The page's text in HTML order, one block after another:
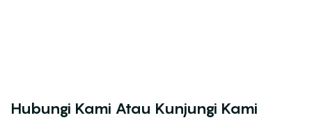
Hubungi Kami Atau Kunjungi Kami